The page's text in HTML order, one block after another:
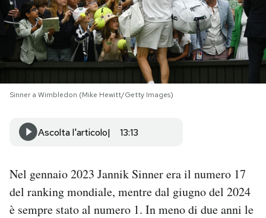
NEWSLETTER
I MIEI PREFERITI
SHOP
CALENDARIO
AREA PERSONALE
Area Personale
Newsletter
Sinner a Wimbledon (Mike Hewitt/Getty Images)
Ascolta l'articolo 13:13
Nel gennaio 2023 Jannik Sinner era il numero 17
del ranking mondiale, mentre dal giugno del 2024
è sempre stato al numero 1. In meno di due anni le